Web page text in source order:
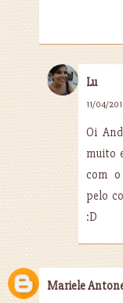
Lu
11/04/
Oi
muito
com
pelo
:D
Mariele